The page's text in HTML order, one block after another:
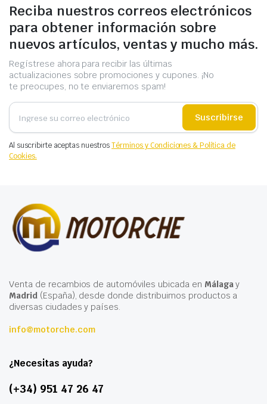
Reciba nuestros correos electrónicos
para obtener información sobre
nuevos artículos, ventas y mucho más.
Regístrese ahora para recibir las últimas
actualizaciones sobre promociones y cupones. ¡No
te preocupes, no te enviaremos spam!
Suscribirse
Al suscribirte aceptas nuestrosTérminos y Condiciones & Política de
Cookies.
Venta de recambios de automóviles ubicada en Málagay
Madrid(España), desde donde distribuimos productos a
diversas ciudades y países.
info@motorche.com
¿Necesitas ayuda?
(+34) 951 47 26 47